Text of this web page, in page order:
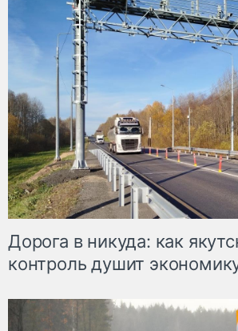
Дорога в никуда: как
контроль душит